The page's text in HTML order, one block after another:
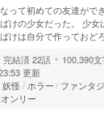
って初めての友達がで
けの少女だった。 少
けは自分で作っておど
完結済22話
100,390
更新
妖怪 ホラー ファンタ
ンリー